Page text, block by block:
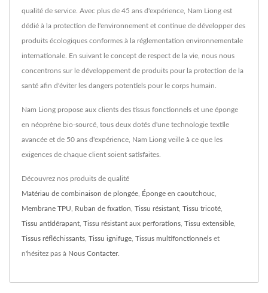
qualité de service. Avec plus de 45 ans d'expérience, Nam Liong est
dédié à la protection de l'environnement et continue de développer des
produits écologiques conformes à la réglementation environnementale
internationale. En suivant le concept de respect de la vie, nous nous
concentrons sur le développement de produits pour la protection de la
santé afin d'éviter les dangers potentiels pour le corps humain.
Nam Liong propose aux clients des tissus fonctionnels et une éponge
en néoprène bio-sourcé, tous deux dotés d'une technologie textile
avancée et de 50 ans d'expérience, Nam Liong veille à ce que les
exigences de chaque client soient satisfaites.
Découvrez nos produits de qualité
Matériau de combinaison de plongée Éponge en caoutchouc
Membrane TPU Ruban de fixation Tissu résistant Tissu tricoté
Tissu antidérapant Tissu résistant aux perforations Tissu extensible
Tissus réfléchissants Tissu ignifuge Tissus multifonctionnels et
n'hésitez pas à Nous Contacter.